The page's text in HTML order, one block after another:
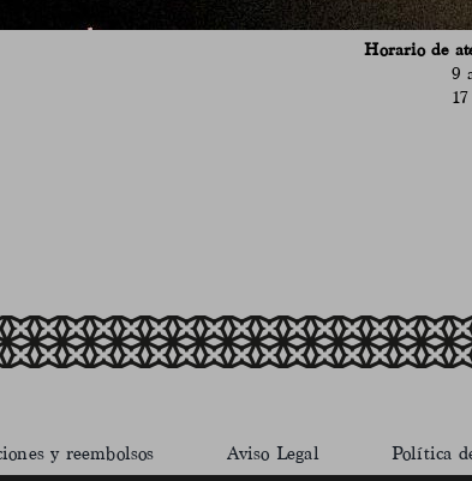
Horario de
9
y reembolsos Aviso Legal Política